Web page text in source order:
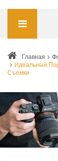
Главная
Идеальный
Съемки